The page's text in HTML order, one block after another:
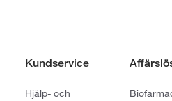
Kundservice
Hjälp- och